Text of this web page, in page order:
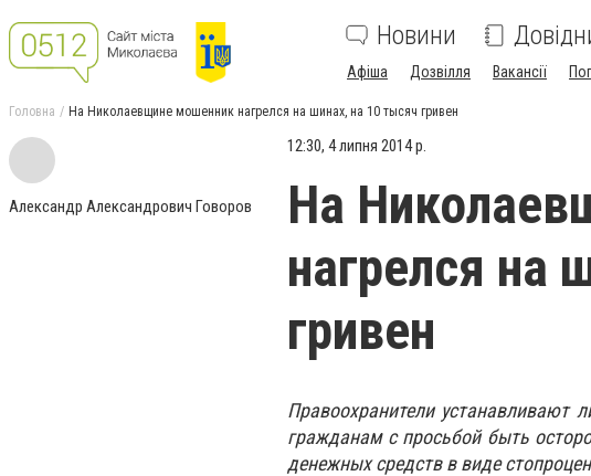
Новини
Афіша Дозвілля Вакансії
Головна На Николаевщине мошенник нагрелся на шинах, на 10 тысяч гривен
Александр Александрович Говоров
12:30, 4 липня 2014 р.
На
нагрелся на
гривен
Правоохранители устанавливают
гражданам с просьбой быть
денежных средств в виде